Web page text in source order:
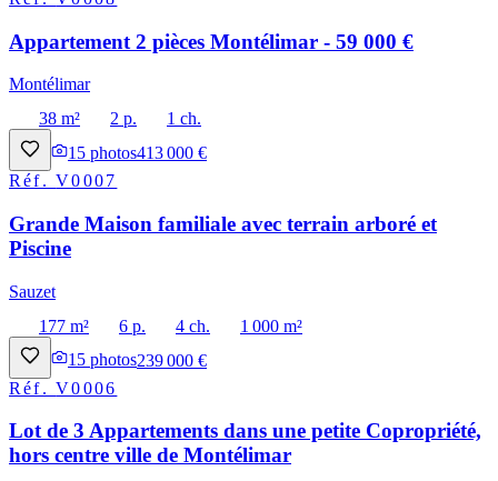
Appartement 2 pièces Montélimar - 59 000 €
Montélimar
38 m²
2 p.
1 ch.
15 photos413 000 €
Réf.V0007
Grande Maison familiale avec terrain arboré et
Piscine
Sauzet
177 m²
6 p. 4 ch.
1 000 m²
15 photos239 000 €
Réf.V0006
Lot de 3 Appartements dans une petite Copropriété,
hors centre ville de Montélimar